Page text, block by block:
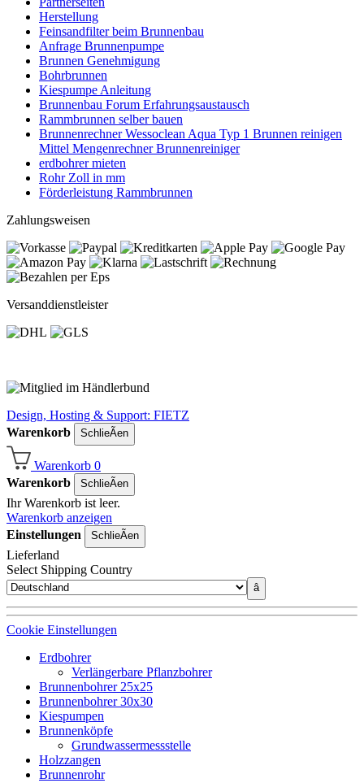
Herstellung
Feinsandfilter beim Brunnenbau
Anfrage Brunnenpumpe
Brunnen Genehmigung
Bohrbrunnen
Kiespumpe Anleitung
Brunnenbau Forum Erfahrungsaustausch
Rammbrunnen selber bauen
Brunnenrechner Wessoclean Aqua Typ 1 Brunnen reinigen
Mittel Mengenrechner Brunnenreiniger
erdbohrer mieten
Rohr Zoll in mm
Förderleistung Rammbrunnen
Zahlungsweisen
Versanddienstleister
Design, Hosting & Support: FIETZ
Warenkorb
SchlieÃen
Warenkorb 0
Warenkorb
SchlieÃen
Ihr Warenkorb ist leer.
Warenkorb anzeigen
Einstellungen
SchlieÃen
Lieferland
Select Shipping Country
â
Cookie Einstellungen
Erdbohrer
Verlängerbare Pflanzbohrer
Brunnenbohrer 25x25
Brunnenbohrer 30x30
Kiespumpen
Brunnenköpfe
Grundwassermessstelle
Holzzangen
Brunnenrohr